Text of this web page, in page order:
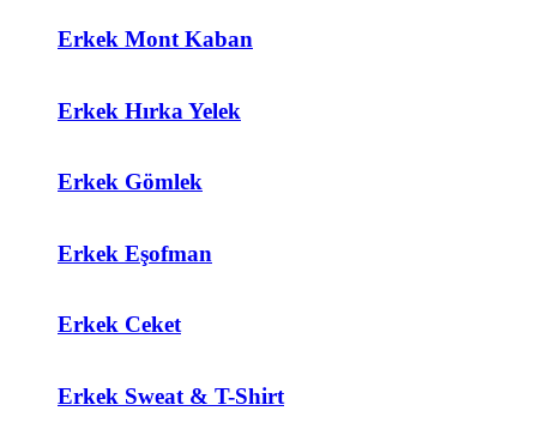
Erkek Mont Kaban
Erkek Hırka Yelek
Erkek Gömlek
Erkek Eşofman
Erkek Ceket
Erkek Sweat & T-Shirt